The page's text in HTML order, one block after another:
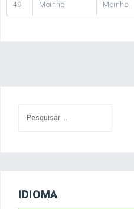
49 Moinho Moinho
por:
IDIOMA